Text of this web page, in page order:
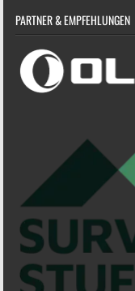
PARTNER & EMPFEHLUNGEN